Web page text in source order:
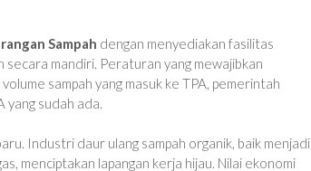
Sampah dengan menyediakan fasilitas
secara mandiri. Peraturan yang mewajibkan
sampah yang masuk ke TPA, pemerintah
yang sudah ada.
Industri daur ulang sampah organik, baik menjadi
menciptakan lapangan kerja hijau. Nilai ekonomi